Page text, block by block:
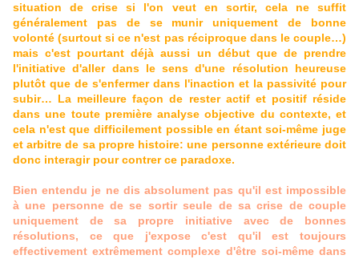
situation de crise si l'on veut en sortir, cela ne suffit
généralement pas de se munir uniquement de bonne
volonté (surtout si ce n'est pas réciproque dans le couple…)
mais c'est pourtant déjà aussi un début que de prendre
l'initiative d'aller dans le sens d'une résolution heureuse
plutôt que de s'enfermer dans l'inaction et la passivité pour
subir… La meilleure façon de rester actif et positif réside
dans une toute première analyse objective du contexte, et
cela n'est que difficilement possible en étant soi-même juge
et arbitre de sa propre histoire: une personne extérieure doit
donc interagir pour contrer ce paradoxe.
Bien entendu je ne dis absolument pas qu'il est impossible
à une personne de se sortir seule de sa crise de couple
uniquement de sa propre initiative avec de bonnes
résolutions, ce que j'expose c'est qu'il est toujours
effectivement extrêmement complexe d'être soi-même dans